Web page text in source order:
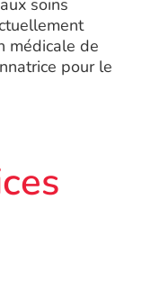
soins
médicale de
pour le